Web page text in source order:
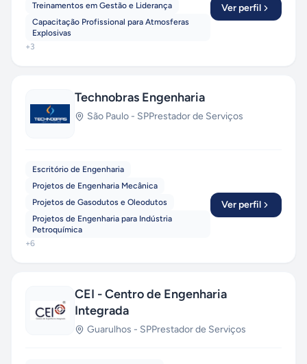
Treinamentos em Gestão e Liderança
Capacitação Profissional para Atmosferas
Explosivas
+3
Ver perfil
Technobras Engenharia
São Paulo - SPPrestador de Serviços
Escritório de Engenharia
Projetos de Engenharia Mecânica
Projetos de Gasodutos e Oleodutos
Projetos de Engenharia para Indústria
Petroquímica
+6
Ver perfil
CEI - Centro de Engenharia
Integrada
Guarulhos - SPPrestador de Serviços